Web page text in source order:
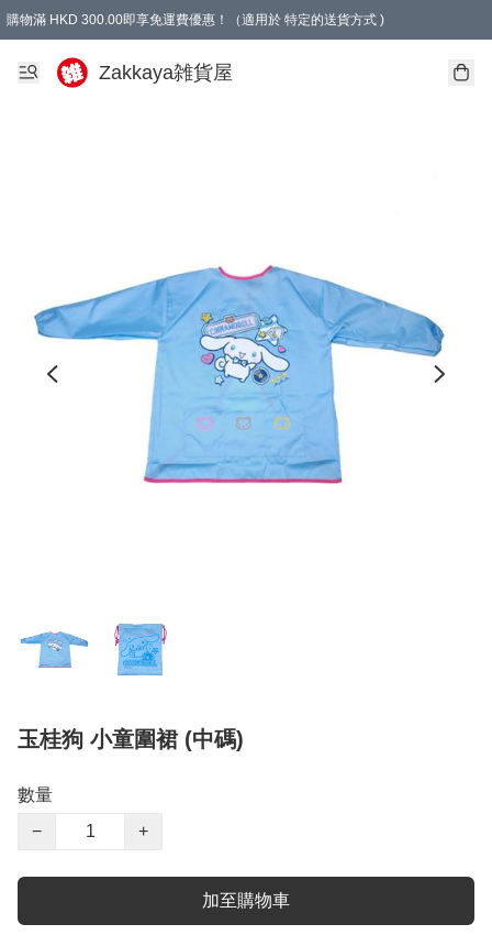
購物滿 HKD 300.00即享免運費優惠！（適用於 特定的送貨方式 )
Zakkaya雑貨屋
玉桂狗 小童圍裙 (中碼)
數量
−
+
加至購物車